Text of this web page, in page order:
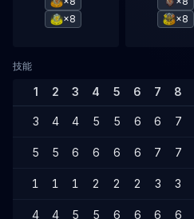
×8
×8
技能
1 2 3 4 5 6 7 8
3 4 4 5 5 6 6 7
5 5 6 6 6 6 7 7
1 1 1 2 2 2 3 3
4 4 5 5 6 6 6 6